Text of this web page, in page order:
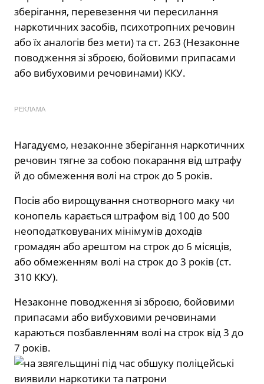
зберігання, перевезення чи пересилання
наркотичних засобів, психотропних речовин
або їх аналогів без мети) та ст. 263 (Незаконне
поводження зі зброєю, бойовими припасами
або вибуховими речовинами) ККУ.
РЕКЛАМА
Нагадуємо, незаконне зберігання наркотичних
речовин тягне за собою покарання від штрафу
й до обмеження волі на строк до 5 років.
Посів або вирощування снотворного маку чи
конопель карається штрафом від 100 до 500
неоподатковуваних мінімумів доходів
громадян або арештом на строк до 6 місяців,
або обмеженням волі на строк до 3 років (ст.
310 ККУ).
Незаконне поводження зі зброєю, бойовими
припасами або вибуховими речовинами
караються позбавленням волі на строк від 3 до
7 років.